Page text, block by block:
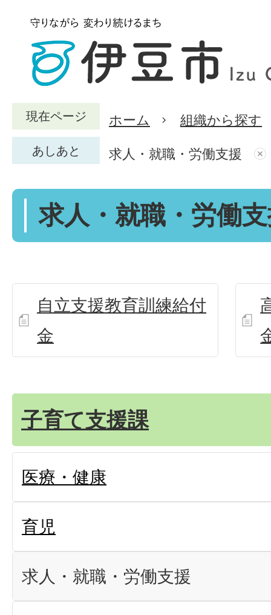
現在ページ ホーム 組織から探す
あしあと 求人・就職・労働支援
求人・就職・労働
自立支援教育訓練給付
金
子育て支援課
医療・健康
育児
求人・就職・労働支援